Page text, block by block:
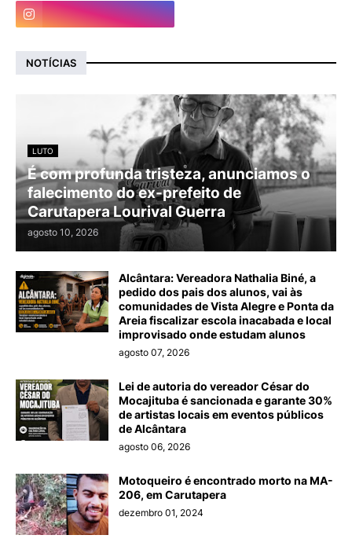
NOTÍCIAS
LUTO
É com profunda tristeza, anunciamos o
falecimento do ex-prefeito de
Carutapera Lourival Guerra
agosto 10, 2026
Alcântara: Vereadora Nathalia Biné, a
pedido dos pais dos alunos, vai às
comunidades de Vista Alegre e Ponta da
Areia fiscalizar escola inacabada e local
improvisado onde estudam alunos
agosto 07, 2026
Lei de autoria do vereador César do
Mocajituba é sancionada e garante 30%
de artistas locais em eventos públicos
de Alcântara
agosto 06, 2026
Motoqueiro é encontrado morto na MA-
206, em Carutapera
dezembro 01, 2024